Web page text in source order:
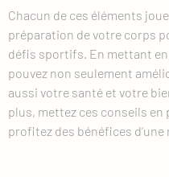
Chacun de ces éléments
préparation de votre corps
défis sportifs. En mettant
pouvez non seulement
aussi votre santé et votre
plus, mettez ces conseils
profitez des bénéfices